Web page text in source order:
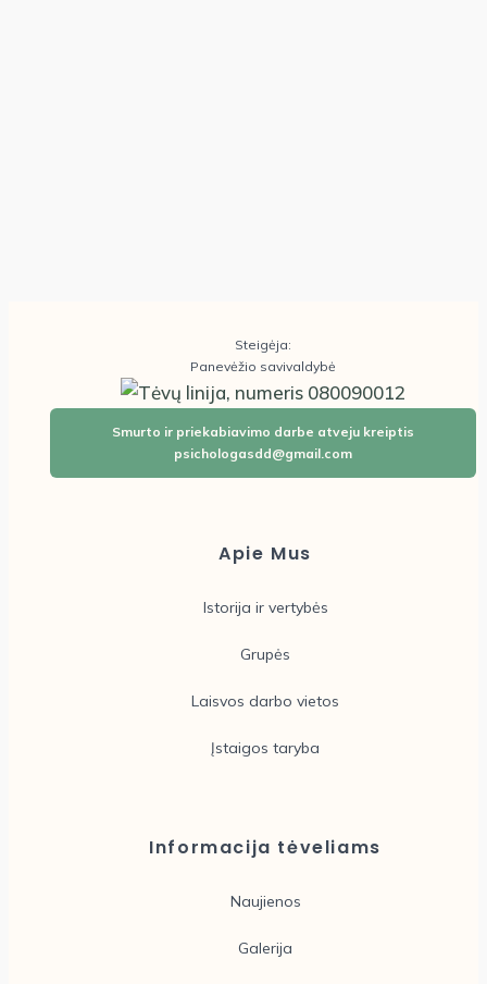
Steigėja:
Panevėžio savivaldybė
Smurto ir priekabiavimo darbe atveju kreiptis
psichologasdd@gmail.com
Apie Mus
Istorija ir vertybės
Grupės
Laisvos darbo vietos
Įstaigos taryba
Informacija tėveliams
Naujienos
Galerija